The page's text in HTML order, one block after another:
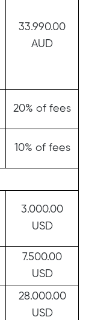
33.990.00
AUD
20% of fees
10% of fees
3.000.00
USD
7.500.00
USD
28.000.00
USD